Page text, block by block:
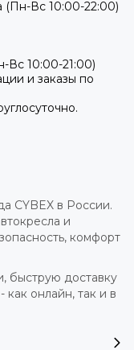
(Пн-Вс 10:00-22:00)
Вс 10:00-21:00)
и заказы по
CYBEX в России.
и
комфорт
быструю доставку
как онлайн, так и в